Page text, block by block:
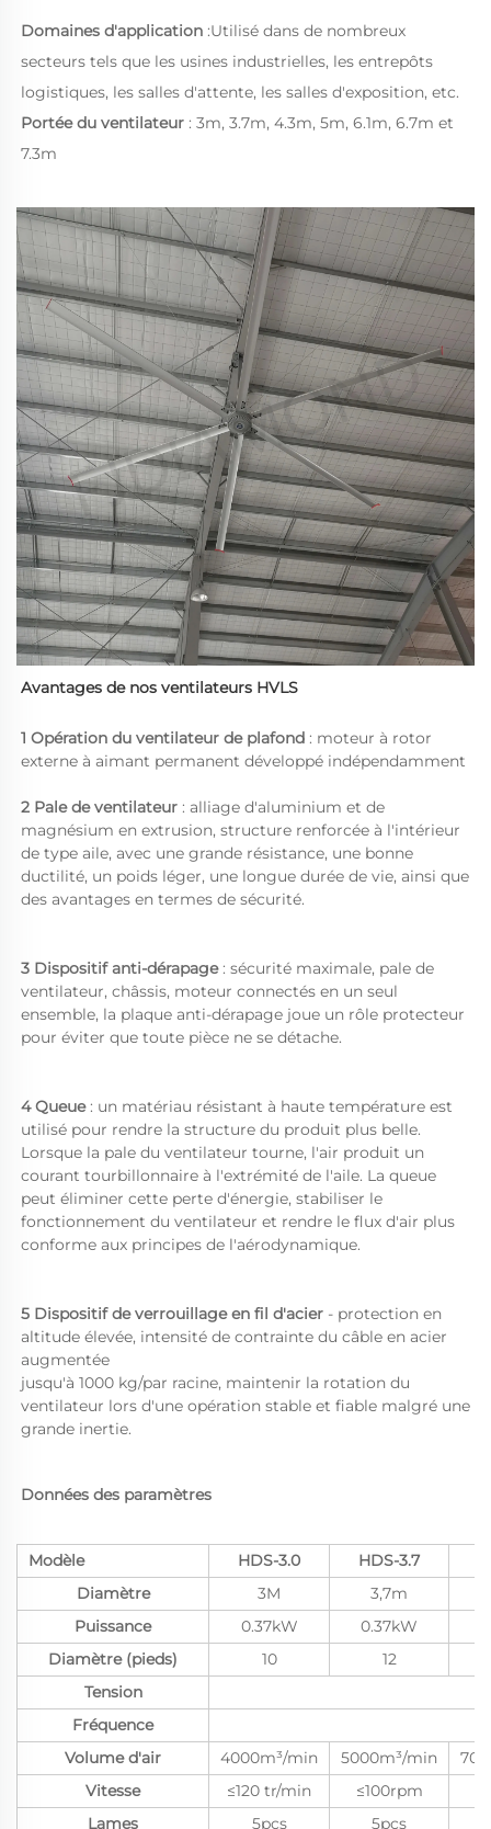
Domaines d'application :Utilisé dans de nombreux
secteurs tels que les usines industrielles, les entrepôts
Portée du ventilateur : 3m, 3.7m, 4.3m, 5m, 6.1m, 6.7m et
7.3m
Avantages de nos ventilateurs HVLS
1 Opération du ventilateur de plafond : moteur à rotor
externe à aimant permanent développé indépendamment
2 Pale de ventilateur : alliage d'aluminium et de
magnésium en extrusion, structure renforcée à l'intérieur
de type aile, avec une grande résistance, une bonne
ductilité, un poids léger, une longue durée de vie, ainsi que
des avantages en termes de sécurité.
3 Dispositif anti-dérapage : sécurité maximale, pale de
ventilateur, châssis, moteur connectés en un seul
ensemble, la plaque anti-dérapage joue un rôle protecteur
pour éviter que toute pièce ne se détache.
4 Queue : un matériau résistant à haute température est
utilisé pour rendre la structure du produit plus belle.
Lorsque la pale du ventilateur tourne, l'air produit un
courant tourbillonnaire à l'extrémité de l'aile. La queue
peut éliminer cette perte d'énergie, stabiliser le
fonctionnement du ventilateur et rendre le flux d'air plus
conforme aux principes de l'aérodynamique.
5 Dispositif de verrouillage en fil d'acier - protection en
altitude élevée, intensité de contrainte du câble en acier
augmentée
jusqu'à 1000 kg/par racine, maintenir la rotation du
ventilateur lors d'une opération stable et fiable malgré une
grande inertie.
Données des paramètres
Modèle HDS-3.0 HDS-3.7
Diamètre
3M 3,7m
Puissance
0.37kW 0.37kW
Diamètre (pieds)
10
12
Tension
Fréquence
Volume d'air
4000m³/min 5000m³/min
Vitesse
≤120 tr/min ≤100rpm
Lames
5pcs 5pcs